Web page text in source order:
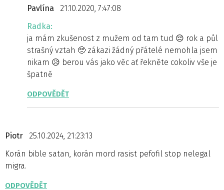
Pavlína
21.10.2020, 7:47:08
Radka:
ja mám zkušenost z mužem od tam tud 😔 rok a půl
strašný vztah 🥺 zákazi žádný přátelé nemohla jsem
nikam 😥 berou vás jako věc ať řekněte cokoliv vše je
špatně
ODPOVĚDĚT
Piotr
25.10.2024, 21:23:13
Korán bible satan, korán mord rasist pefofil stop nelegal
migra.
ODPOVĚDĚT